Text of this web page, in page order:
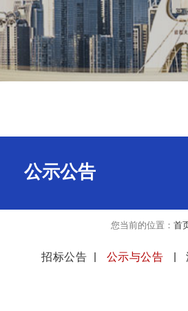
公示公告
您当前的位置： 首
招标公告 公示与公告